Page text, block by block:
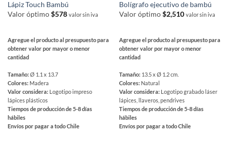
Lápiz Touch Bambú
Valor óptimo$578 valor sin iva
Agregue el producto al presupuesto para
obtener valor por mayor o menor
cantidad
Tamaño:Ø 1.1 x 13.7
Colores: Madera
Valor considera: Logotipo impreso
lápices plásticos
Tiempos de producción de 5-8 días
hábiles
Envíos por pagar a todo Chile
Bolígrafo ejecutivo de bambú
Valor óptimo$2,510 valor sin iva
Agregue el producto al presupuesto para
obtener valor por mayor o menor
cantidad
Tamaño: 13.5 x Ø 1.2 cm.
Colores: Natural
Valor considera: Logotipo grabado láser
lápices, llaveros, pendrives
Tiempos de producción de 5-8 días
hábiles
Envíos por pagar a todo Chile